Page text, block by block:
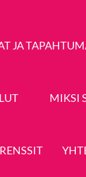
JA
MIKSI